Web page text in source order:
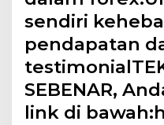
sendiri
pendapatan
SEBENAR,
link di